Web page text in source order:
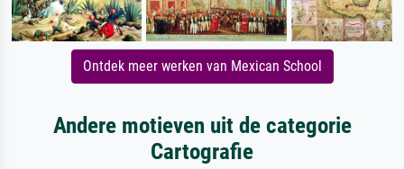
Ontdek meer werken van Mexican School
Andere motieven uit de categorie
Cartografie